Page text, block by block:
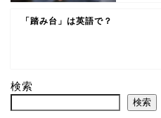
「踏み台」は英語で？
検索
検索